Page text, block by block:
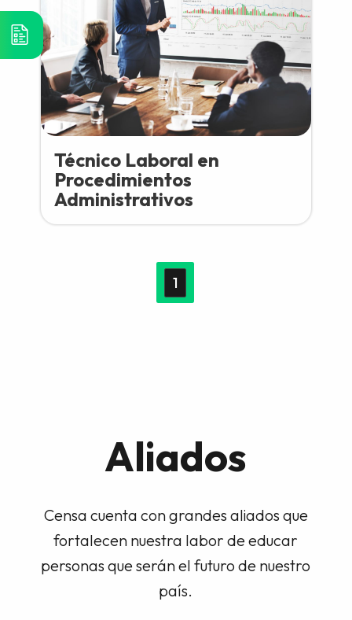
Técnico Laboral en
Procedimientos
Administrativos
1
Aliados
Censa cuenta con grandes aliados que
fortalecen nuestra labor de educar
personas que serán el futuro de nuestro
país.